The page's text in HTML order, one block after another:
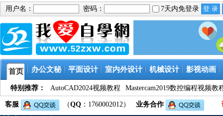
用户名： 密码： 7天内免登录
首页 办公文秘 平面设计 室内外设计 机械设计 影视动画
特别推荐： AutoCAD2024视频教程 Mastercam2019数控编程视频教
客服 （QQ ：1760002012） 业务合作